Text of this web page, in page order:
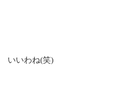
いいわね(笑)